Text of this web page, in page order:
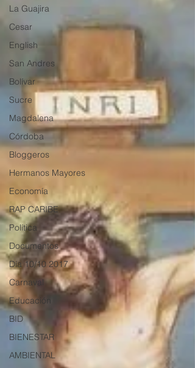
La Guajira
Cesar
English
San Andres
Bolívar
Sucre
Magdalena
Córdoba
Bloggeros
Hermanos Mayores
Economía
RAP CARIBE
Política
Documentos
Día 10/10 2017
Carnaval
Educación
BID
BIENESTAR
AMBIENTAL